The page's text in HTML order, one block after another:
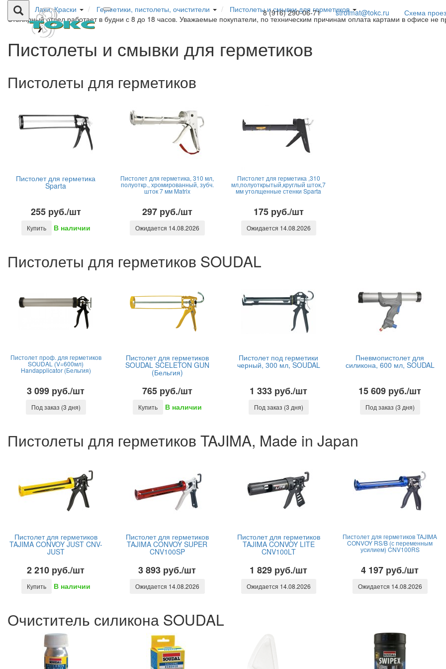
8 (916) 290-06-71 stroimat@tokc.ru Схема
Лаки, Краски Герметики, пистолеты, очистители
Пистолеты и смывки для герметиков
Столярный отдел работает в будни с 8 до 18 часов. Уважаемые покупатели, по техническим причинам оплата картами в офисе не
Пистолеты и смывки для герметиков
Пистолеты для герметиков
Пистолет для герметика
Sparta
255 руб./шт
Купить В наличии
Пистолет для герметика, 310 мл,
полуоткр., хромированный, зубч.
шток 7 мм Matrix
297 руб./шт
Ожидается 14.08.2026
Пистолет для герметика ,310
мл,полуоткрытый,круглый шток,7
мм утолщенные стенки Sparta
175 руб./шт
Ожидается 14.08.2026
Пистолеты для герметиков SOUDAL
Пистолет проф. для герметиков
SOUDAL (V=600мл)
Handapplicator (Бельгия)
3 099 руб./шт
Под заказ (3 дня)
Пистолет для герметиков
SOUDAL SCELETON GUN
(Бельгия)
765 руб./шт
Купить В наличии
Пистолет под герметики
черный, 300 мл, SOUDAL
1 333 руб./шт
Под заказ (3 дня)
Пневмопистолет для
силикона, 600 мл, SOUDAL
15 609 руб./шт
Под заказ (3 дня)
Пистолеты для герметиков TAJIMA, Made in Japan
Пистолет для герметиков
TAJIMA CONVOY JUST CNV-
JUST
2 210 руб./шт
Купить В наличии
Пистолет для герметиков
TAJIMA CONVOY SUPER
CNV100SP
3 893 руб./шт
Ожидается 14.08.2026
Пистолет для герметиков
TAJIMA CONVOY LITE
CNV100LT
1 829 руб./шт
Ожидается 14.08.2026
Пистолет для герметиков TAJIMA
CONVOY RS/B (с переменным
усилием) CNV100RS
4 197 руб./шт
Ожидается 14.08.2026
Очиститель силикона SOUDAL